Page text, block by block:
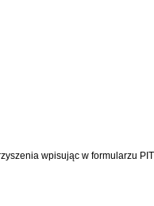
wpisując w formularzu